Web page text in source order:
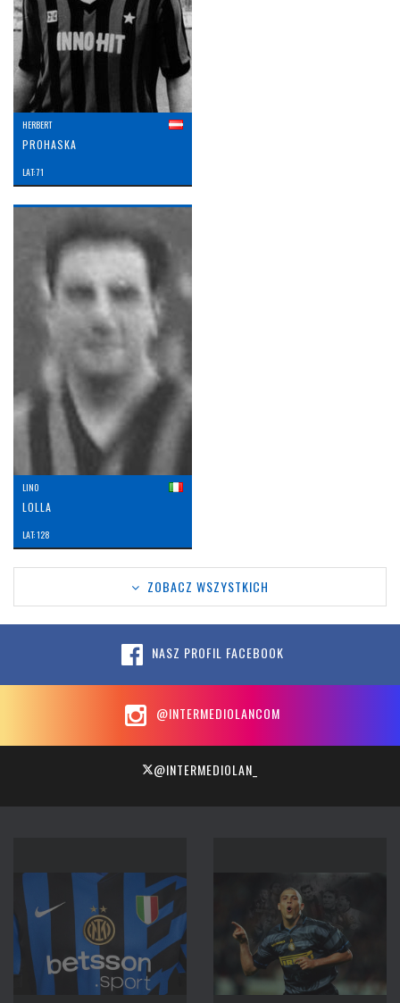
HERBERT
PROHASKA
LAT: 71
LINO
LOLLA
LAT: 128
ZOBACZ WSZYSTKICH
NASZ PROFIL FACEBOOK
@INTERMEDIOLANCOM
@INTERMEDIOLAN_